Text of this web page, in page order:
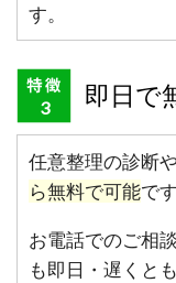
す。
即日で
任意整理の診断
ら無料で可能です
お電話でのご相
も即日・遅くと